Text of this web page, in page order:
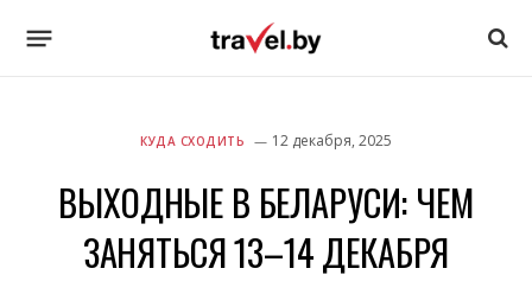
КУДА СХОДИТЬ 12 декабря, 2025
ВЫХОДНЫЕ В БЕЛАРУСИ: ЧЕМ
ЗАНЯТЬСЯ 13–14 ДЕКАБРЯ